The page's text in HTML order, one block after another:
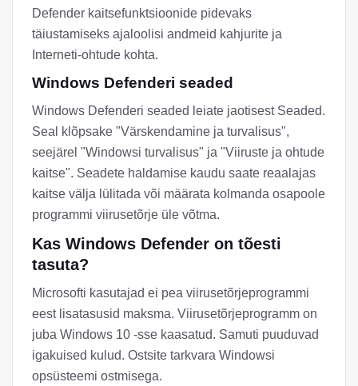
Defender kaitsefunktsioonide pidevaks
täiustamiseks ajaloolisi andmeid kahjurite ja
Interneti-ohtude kohta.
Windows Defenderi seaded
Windows Defenderi seaded leiate jaotisest Seaded.
Seal klõpsake "Värskendamine ja turvalisus",
seejärel "Windowsi turvalisus" ja "Viiruste ja ohtude
kaitse". Seadete haldamise kaudu saate reaalajas
kaitse välja lülitada või määrata kolmanda osapoole
programmi viirusetõrje üle võtma.
Kas Windows Defender on tõesti
tasuta?
Microsofti kasutajad ei pea viirusetõrjeprogrammi
eest lisatasusid maksma. Viirusetõrjeprogramm on
juba Windows 10 -sse kaasatud. Samuti puuduvad
igakuised kulud. Ostsite tarkvara Windowsi
opsüsteemi ostmisega.